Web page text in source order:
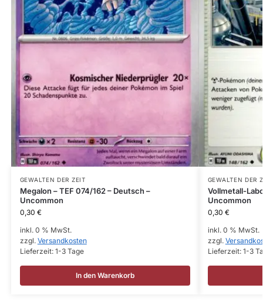
GEWALTEN DER ZEIT
Megalon – TEF 074/162 – Deutsch –
Uncommon
0,30 €
inkl. 0 % MwSt.
zzgl. Versandkosten
Lieferzeit: 1-3 Tage
In den Warenkorb
GEWALTEN DER
Vollmetall-
Uncommon
0,30 €
inkl. 0 % MwSt.
zzgl.
Lieferzeit: 1-3